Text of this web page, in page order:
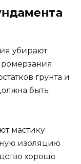
убирают
грунта и
быть
мастику
изоляцию
хорошо